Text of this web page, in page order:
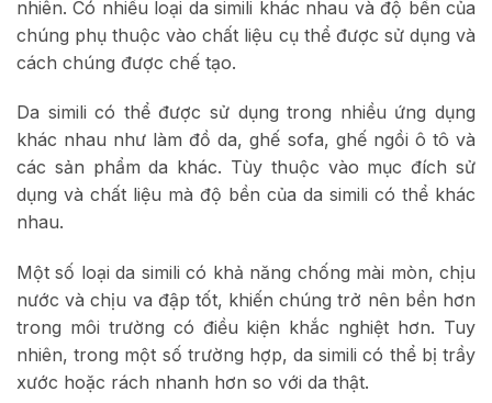
nhiên. Có nhiều loại da simili khác nhau và độ bền của
chúng phụ thuộc vào chất liệu cụ thể được sử dụng và
cách chúng được chế tạo.
Da simili có thể được sử dụng trong nhiều ứng dụng
khác nhau như làm đồ da, ghế sofa, ghế ngồi ô tô và
các sản phẩm da khác. Tùy thuộc vào mục đích sử
dụng và chất liệu mà độ bền của da simili có thể khác
nhau.
Một số loại da simili có khả năng chống mài mòn, chịu
nước và chịu va đập tốt, khiến chúng trở nên bền hơn
trong môi trường có điều kiện khắc nghiệt hơn. Tuy
nhiên, trong một số trường hợp, da simili có thể bị trầy
xước hoặc rách nhanh hơn so với da thật.